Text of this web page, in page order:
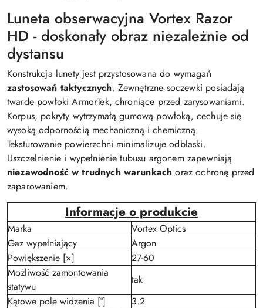
Luneta obserwacyjna Vortex Razor
HD - doskonały obraz niezależnie od
dystansu
Konstrukcja lunety jest przystosowana do wymagań
zastosowań taktycznych. Zewnętrzne soczewki posiadają
twarde powłoki ArmorTek, chroniące przed zarysowaniami.
Korpus, pokryty wytrzymałą gumową powłoką, cechuje się
wysoką odpornością mechaniczną i chemiczną.
Teksturowanie powierzchni minimalizuje odblaski.
Uszczelnienie i wypełnienie tubusu argonem zapewniają
niezawodność w trudnych warunkach oraz ochronę przed
zaparowaniem.
Informacje o produkcie
Marka
Vortex Optics
Gaz wypełniający
Argon
Powiększenie [×]
27-60
Możliwość zamontowania
statywu
tak
Kątowe pole widzenia [°]
3.2